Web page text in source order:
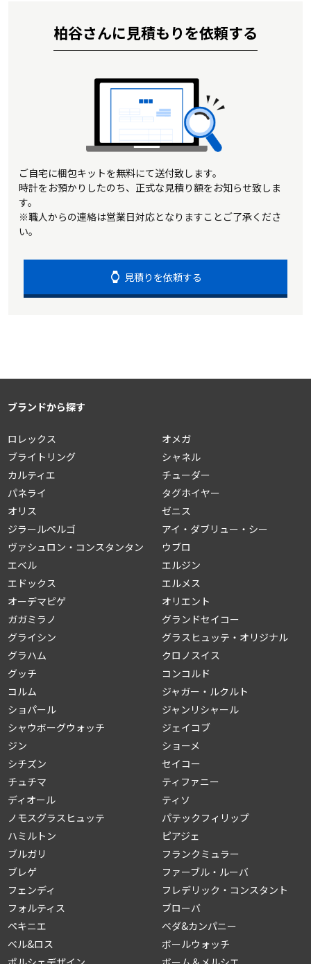
柏谷さんに見積もりを依頼する
ご自宅に梱包キットを無料にて送付致します。
時計をお預かりしたのち、正式な見積り額をお知らせ致しま
す。
※職人からの連絡は営業日対応となりますことご了承くださ
い。
watch 見積りを依頼する
ブランドから探す
ロレックス
オメガ
ブライトリング
シャネル
カルティエ
チューダー
パネライ
タグホイヤー
オリス
ゼニス
ジラールペルゴ
アイ・ダブリュー・シー
ヴァシュロン・コンスタンタン
ウブロ
エベル
エルジン
エドックス
エルメス
オーデマピゲ
オリエント
ガガミラノ
グランドセイコー
グライシン
グラスヒュッテ・オリジナル
グラハム
クロノスイス
グッチ
コンコルド
コルム
ジャガー・ルクルト
ショパール
ジャンリシャール
シャウボーグウォッチ
ジェイコブ
ジン
ショーメ
シチズン
セイコー
チュチマ
ティファニー
ディオール
ティソ
ノモスグラスヒュッテ
パテックフィリップ
ハミルトン
ピアジェ
ブルガリ
フランクミュラー
ブレゲ
ファーブル・ルーバ
フェンディ
フレデリック・コンスタント
フォルティス
ブローバ
ペキニエ
ベダ&カンパニー
ベル&ロス
ボールウォッチ